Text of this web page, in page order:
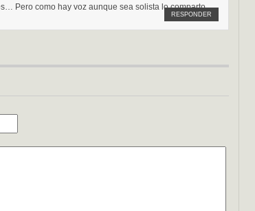
Pero como hay voz aunque sea solista lo comparto…
RESPONDER